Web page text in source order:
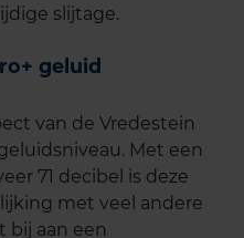
slijtage.
geluid
van de Vredestein
Met een
71 decibel is deze
met veel andere
bij aan een